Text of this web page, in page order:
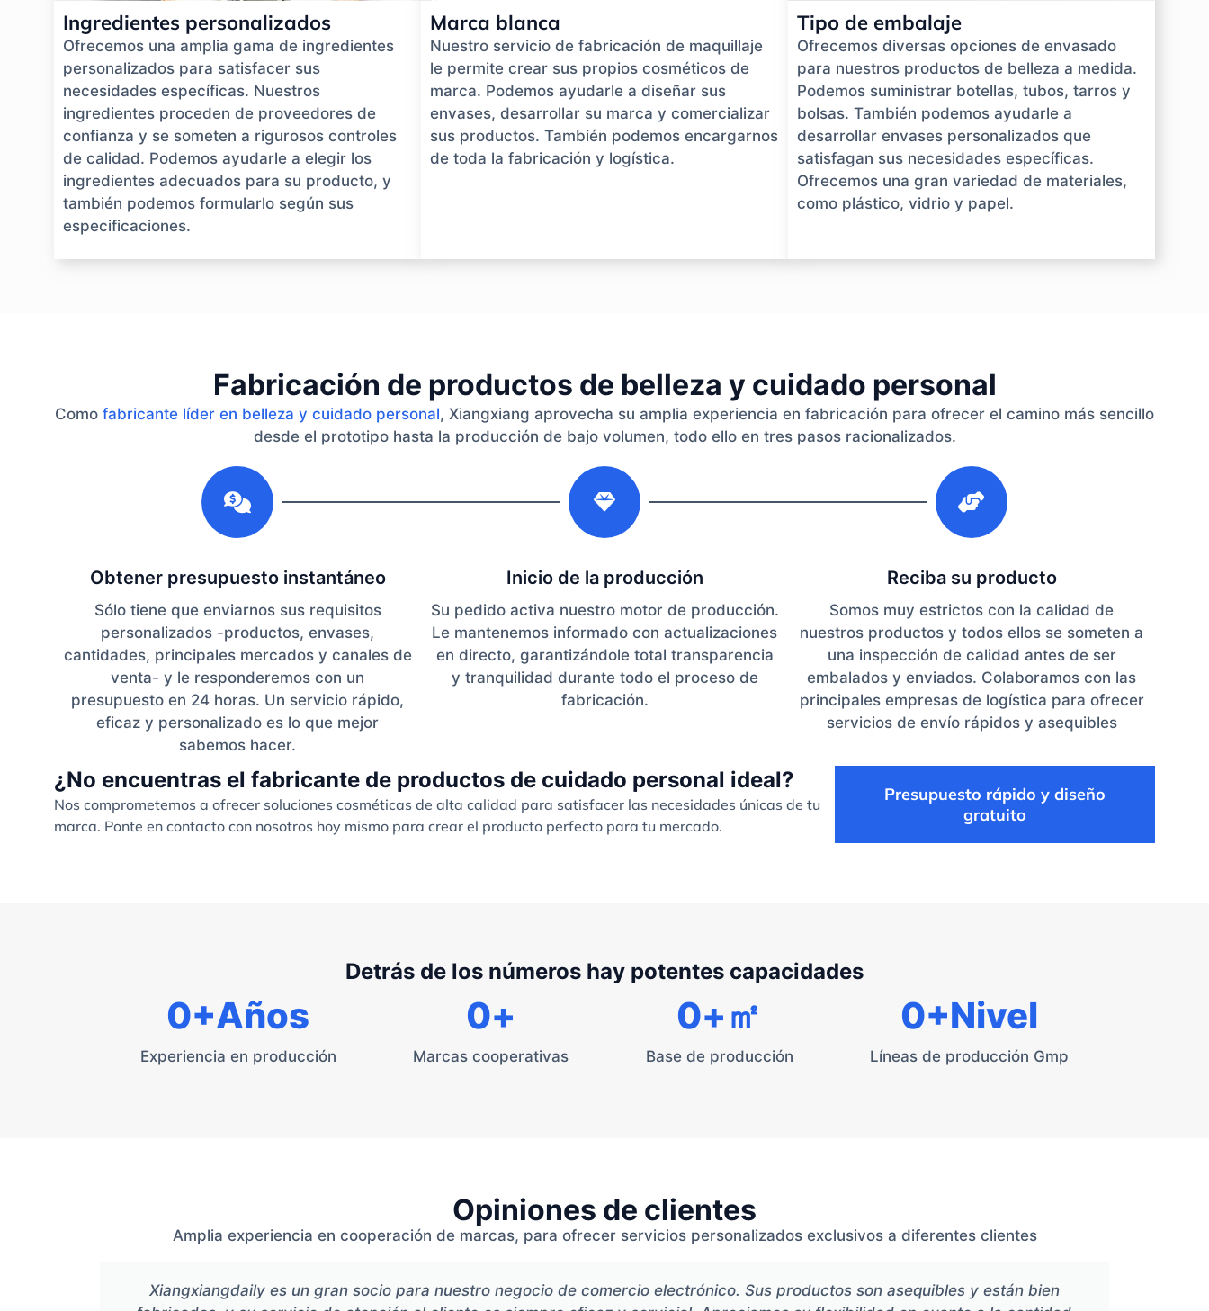
Ingredientes personalizados
Ofrecemos una amplia gama de ingredientes
personalizados para satisfacer sus
necesidades específicas. Nuestros
ingredientes proceden de proveedores de
confianza y se someten a rigurosos controles
de calidad. Podemos ayudarle a elegir los
ingredientes adecuados para su producto, y
también podemos formularlo según sus
especificaciones.
Marca blanca
Nuestro servicio de fabricación de maquillaje
le permite crear sus propios cosméticos de
marca. Podemos ayudarle a diseñar sus
envases, desarrollar su marca y comercializar
sus productos. También podemos encargarnos
de toda la fabricación y logística.
Tipo de embalaje
Ofrecemos diversas opciones de envasado
para nuestros productos de belleza a medida.
Podemos suministrar botellas, tubos, tarros y
bolsas. También podemos ayudarle a
desarrollar envases personalizados que
satisfagan sus necesidades específicas.
Ofrecemos una gran variedad de materiales,
como plástico, vidrio y papel.
Fabricación de productos de belleza y cuidado personal
Como fabricante líder en belleza y cuidado personal, Xiangxiang aprovecha su amplia experiencia en fabricación para ofrecer el camino más sencillo
desde el prototipo hasta la producción de bajo volumen, todo ello en tres pasos racionalizados.
Obtener presupuesto instantáneo
Sólo tiene que enviarnos sus requisitos
personalizados -productos, envases,
cantidades, principales mercados y canales de
venta- y le responderemos con un
presupuesto en 24 horas. Un servicio rápido,
eficaz y personalizado es lo que mejor
sabemos hacer.
Inicio de la producción
Su pedido activa nuestro motor de producción.
Le mantenemos informado con actualizaciones
en directo, garantizándole total transparencia
y tranquilidad durante todo el proceso de
fabricación.
Reciba su producto
Somos muy estrictos con la calidad de
nuestros productos y todos ellos se someten a
una inspección de calidad antes de ser
embalados y enviados. Colaboramos con las
principales empresas de logística para ofrecer
servicios de envío rápidos y asequibles
¿No encuentras el fabricante de productos de cuidado personal ideal?
Nos comprometemos a ofrecer soluciones cosméticas de alta calidad para satisfacer las necesidades únicas de tu
marca. Ponte en contacto con nosotros hoy mismo para crear el producto perfecto para tu mercado.
Presupuesto rápido y diseño
gratuito
Detrás de los números hay potentes capacidades
Experiencia en producción
0+Años
Marcas cooperativas
0+
Base de producción
0+㎡
Líneas de producción Gmp
0+Nivel
Opiniones de clientes
Amplia experiencia en cooperación de marcas, para ofrecer servicios personalizados exclusivos a diferentes clientes
Xiangxiangdaily es un gran socio para nuestro negocio de comercio electrónico. Sus productos son asequibles y están bien